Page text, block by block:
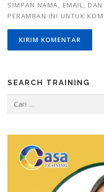
SIMPAN NAMA, EMAIL,
PERAMBAN INI UNTUK
SEARCH TRAINING
untuk: